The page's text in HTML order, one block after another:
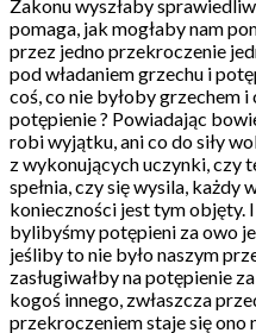
Zakonu wyszłaby
pomaga, jak mogłaby nam
przez jedno przekroczenie
pod władaniem grzechu i
coś, co nie byłoby grzechem i
potępienie ? Powiadając
robi wyjątku, ani co do siły
z wykonujących uczynki, czy
spełnia, czy się wysila, każdy
konieczności jest tym objęty.
bylibyśmy potępieni za owo
jeśliby to nie było naszym
zasługiwałby na potępienie
kogoś innego, zwłaszcza
przekroczeniem staje się ono